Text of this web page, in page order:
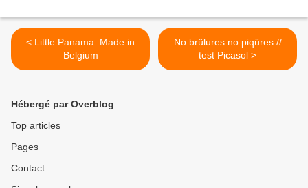
< Little Panama: Made in
Belgium
No brûlures no piqûres //
test Picasol >
Hébergé par Overblog
Top articles
Pages
Contact